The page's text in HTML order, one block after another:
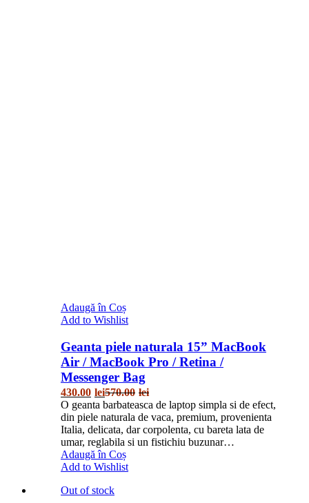
Adaugă în Coș
Add to Wishlist
Geanta piele naturala 15” MacBook
Air / MacBook Pro / Retina /
Messenger Bag
430.00 lei570.00 lei
O geanta barbateasca de laptop simpla si de efect,
din piele naturala de vaca, premium, provenienta
Italia, delicata, dar corpolenta, cu bareta lata de
umar, reglabila si un fistichiu buzunar…
Adaugă în Coș
Add to Wishlist
Out of stock